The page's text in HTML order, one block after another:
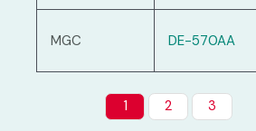
MGC DE-570AA
1 2 3